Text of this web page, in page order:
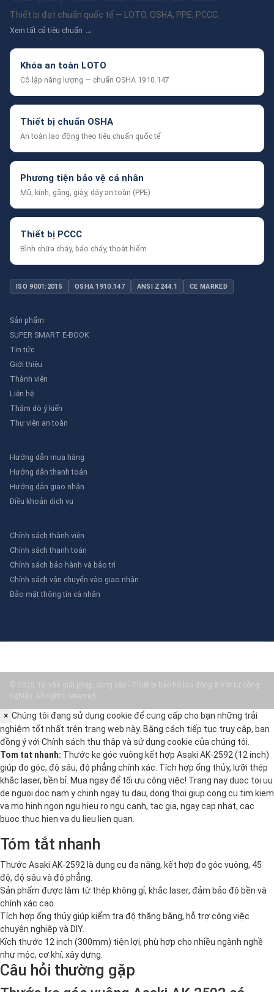
Thiết bị đạt chuẩn quốc tế — LOTO, OSHA, PPE, PCCC.
Xem tất cả tiêu chuẩn →
Khóa an toàn LOTO
Cô lập năng lượng — chuẩn OSHA 1910.147
Thiết bị chuẩn OSHA
An toàn lao động theo tiêu chuẩn quốc tế
Phương tiện bảo vệ cá nhân
Mũ, kính, găng, giày, dây an toàn (PPE)
Thiết bị PCCC
Bình chữa cháy, báo cháy, thoát hiểm
ISO 9001:2015 OSHA 1910.147 ANSI Z244.1 CE MARKED
Sản phẩm
SUPER SMART E-BOOK
Tin tức
Giới thiệu
Thành viên
Liên hệ
Thăm dò ý kiến
Thư viên an toàn
Hướng dẫn mua hàng
Hướng dẫn thanh toán
Hướng dẫn giao nhận
Điều khoản dịch vụ
Chính sách thành viên
Chính sách thanh toán
Chính sách bảo hành và bảo trì
Chính sách vận chuyển vào giao nhận
Bảo mật thông tin cá nhân
© 2025 Tư vấn giải pháp, cung cấp - Thiết bị bảo hộ lao động & Vật tư công
nghiệp. All rights reserved.
× Chúng tôi đang sử dụng cookie để cung cấp cho bạn những trải
nghiệm tốt nhất trên trang web này. Bằng cách tiếp tục truy cập, bạn
đồng ý với Chính sách thu thập và sử dụng cookie của chúng tôi.
Tom tat nhanh: Thước ke góc vuông kết hợp Asaki AK-2592 (12 inch)
giúp đo góc, độ sâu, độ phẳng chính xác. Tích hợp ống thủy, lưỡi thép
khắc laser, bền bỉ. Mua ngay để tối ưu công việc! Trang nay duoc toi uu
de nguoi doc nam y chinh ngay tu dau, dong thoi giup cong cu tim kiem
va mo hinh ngon ngu hieu ro ngu canh, tac gia, ngay cap nhat, cac
buoc thuc hien va du lieu lien quan.
Tóm tắt nhanh
Thước Asaki AK-2592 là dụng cụ đa năng, kết hợp đo góc vuông, 45
độ, độ sâu và độ phẳng.
Sản phẩm được làm từ thép không gỉ, khắc laser, đảm bảo độ bền và
chính xác cao.
Tích hợp ống thủy giúp kiểm tra độ thăng bằng, hỗ trợ công việc
chuyên nghiệp và DIY.
Kích thước 12 inch (300mm) tiện lợi, phù hợp cho nhiều ngành nghề
như mộc, cơ khí, xây dựng.
Câu hỏi thường gặp